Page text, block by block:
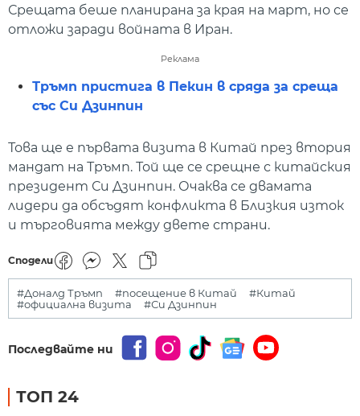
Срещата беше планирана за края на март, но се
отложи заради войната в Иран.
Реклама
Тръмп пристига в Пекин в сряда за среща
със Си Дзинпин
Това ще е първата визита в Китай през втория
мандат на Тръмп. Той ще се срещне с китайския
президент Си Дзинпин. Очаква се двамата
лидери да обсъдят конфликта в Близкия изток
и търговията между двете страни.
Сподели
#Доналд Тръмп #посещение в Китай
#Китай
#официална визита
#Си Дзинпин
Последвайте ни
ТОП 24